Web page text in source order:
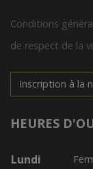
Conditions
de respect de la
Inscription à la
HEURES
Lundi